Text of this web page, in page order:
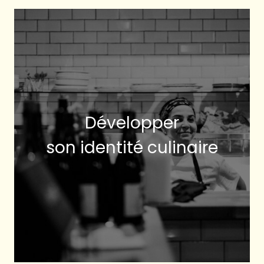
Développer
son identité culinaire